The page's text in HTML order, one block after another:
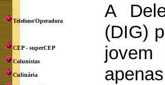
Telefone/Operadora
CEP - superCEP
Colunistas
Culinária
A
(DIG)